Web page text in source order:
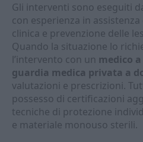
Gli interventi sono eseguiti
con esperienza in
clinica e prevenzione delle
Quando la situazione lo
l’intervento con un medico
guardia medica privata a
valutazioni e prescrizioni.
possesso di certificazioni
tecniche di protezione
e materiale monouso sterili.